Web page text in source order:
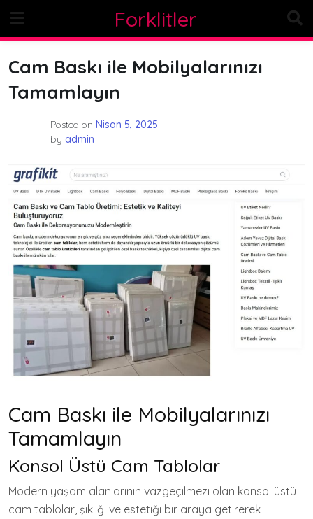
content
Forklitler
Cam Baskı ile Mobilyalarınızı
Tamamlayın
Posted on Nisan 5, 2025
by admin
Cam Baskı ile Mobilyalarınızı
Tamamlayın
Konsol Üstü Cam Tablolar
Modern yaşam alanlarının vazgeçilmezi olan konsol üstü
cam tablolar, şıklığı ve estetiği bir araya getirerek